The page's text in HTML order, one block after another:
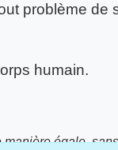
problème de
humain.
égale,